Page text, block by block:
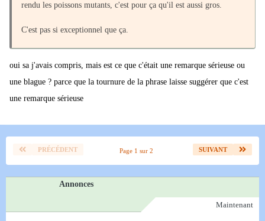
rendu les poissons mutants, c'est pour ça qu'il est aussi gros.
C'est pas si exceptionnel que ça.
oui sa j'avais compris, mais est ce que c'était une remarque sérieuse ou
une blague ? parce que la tournure de la phrase laisse suggérer que c'est
une remarque sérieuse
PRÉCÉDENT SUIVANT
Page 1 sur 2
Annonces
Maintenant